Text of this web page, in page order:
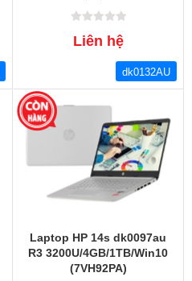
Liên hệ
dk0132AU
Laptop HP 14s dk0097au
R3 3200U/4GB/1TB/Win10
(7VH92PA)